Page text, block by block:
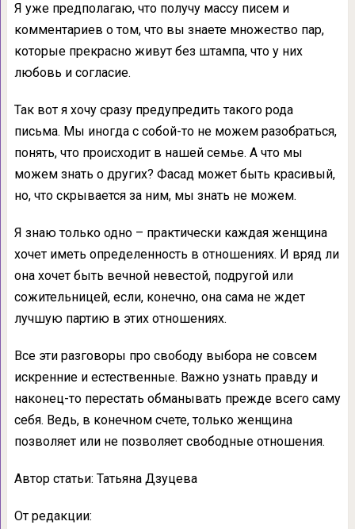
Я уже предполагаю, что получу массу писем и
комментариев о том, что вы знаете множество пар,
которые прекрасно живут без штампа, что у них
любовь и согласие.
Так вот я хочу сразу предупредить такого рода
письма. Мы иногда с собой-то не можем разобраться,
понять, что происходит в нашей семье. А что мы
можем знать о других? Фасад может быть красивый,
но, что скрывается за ним, мы знать не можем.
Я знаю только одно – практически каждая женщина
хочет иметь определенность в отношениях. И вряд ли
она хочет быть вечной невестой, подругой или
сожительницей, если, конечно, она сама не ждет
лучшую партию в этих отношениях.
Все эти разговоры про свободу выбора не совсем
искренние и естественные. Важно узнать правду и
наконец-то перестать обманывать прежде всего саму
себя. Ведь, в конечном счете, только женщина
позволяет или не позволяет свободные отношения.
Автор статьи: Татьяна Дзуцева
От редакции: